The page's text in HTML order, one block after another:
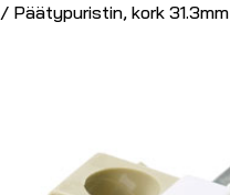
/ Päätypuristin, kork 31.3mm